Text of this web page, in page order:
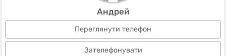
Андрей
Переглянути телефон
Зателефонувати